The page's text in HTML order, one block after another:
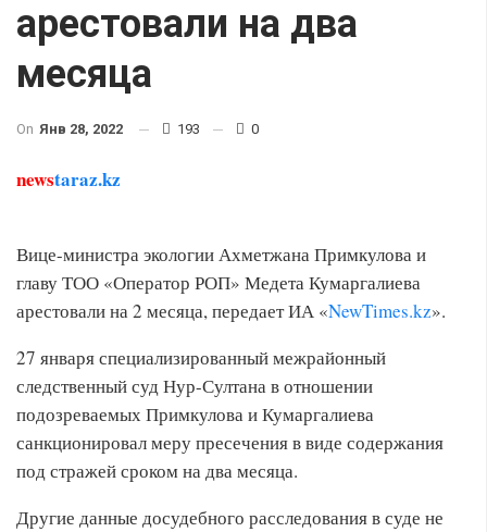
арестовали на два
месяца
On Янв 28, 2022 193 0
newstaraz.kz
Вице-министра экологии Ахметжана Примкулова и
главу ТОО «Оператор РОП» Медета Кумаргалиева
арестовали на 2 месяца, передает ИА «NewTimes.kz».
27 января специализированный межрайонный
следственный суд Нур-Султана в отношении
подозреваемых Примкулова и Кумаргалиева
санкционировал меру пресечения в виде содержания
под стражей сроком на два месяца.
Другие данные досудебного расследования в суде не